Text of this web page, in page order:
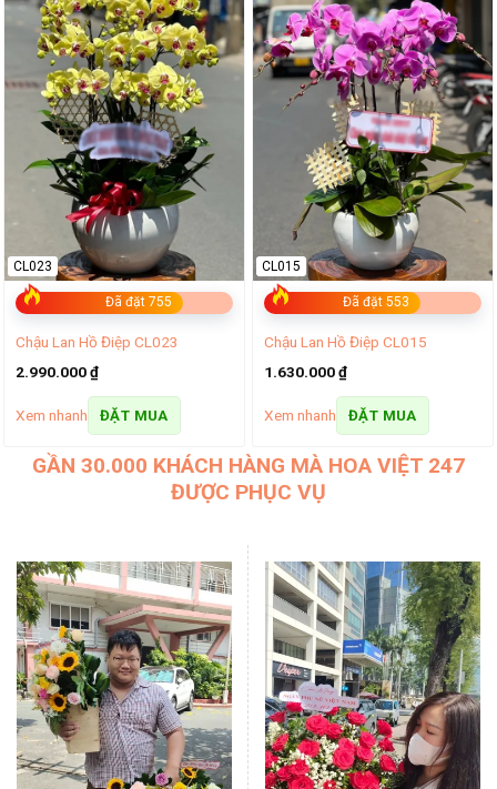
Đã đặt 755
CL023
Chậu Lan Hồ Điệp CL023
2.990.000₫
Xem nhanh ĐẶT MUA
Đã đặt 553
CL015
Chậu Lan Hồ Điệp CL015
1.630.000₫
Xem nhanh ĐẶT MUA
GẦN 30.000 KHÁCH HÀNG MÀ HOA VIỆT 247
ĐƯỢC PHỤC VỤ